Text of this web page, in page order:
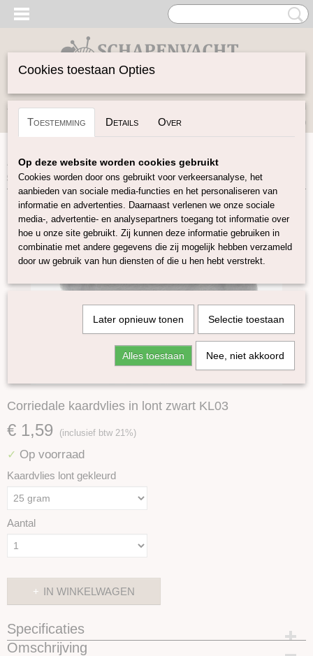
Inloggen Registreren
(0)
Home>Gekaarde Wol>Corriedal kaardvlies in lont
gekleurd >Corriedale kaardvlies in lont zwart KL03
Corriedale kaardvlies in lont zwart KL03
€ 1,59 (inclusief btw 21%)
✓ Op voorraad
Kaardvlies lont gekleurd
Aantal
IN WINKELWAGEN
Specificaties
Productcode
Omschrijving
Cookies toestaan Opties
Toestemming Details Over
Op deze website worden cookies gebruikt
Cookies worden door ons gebruikt voor verkeersanalyse, het
aanbieden van sociale media-functies en het personaliseren van
informatie en advertenties. Daarnaast verlenen we onze sociale
media-, advertentie- en analysepartners toegang tot informatie over
hoe u onze site gebruikt. Zij kunnen deze informatie gebruiken in
combinatie met andere gegevens die zij mogelijk hebben verzameld
door uw gebruik van hun diensten of die u hen hebt verstrekt.
Later opnieuw tonen Selectie toestaan
Alles toestaan Nee, niet akkoord